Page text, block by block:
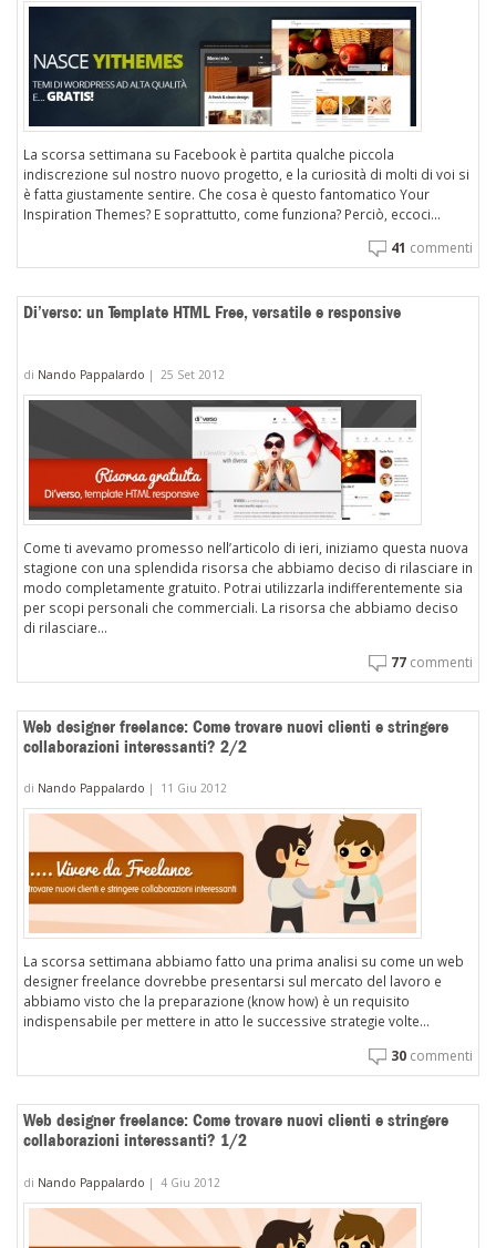
La scorsa settimana su Facebook è partita qualche piccola
indiscrezione sul nostro nuovo progetto, e la curiosità di molti di voi si
è fatta giustamente sentire. Che cosa è questo fantomatico Your
Inspiration Themes? E soprattutto, come funziona? Perciò, eccoci...
41 commenti
Di’verso: un Template HTML Free, versatile e responsive
di Nando Pappalardo | 25 Set 2012
Come ti avevamo promesso nell’articolo di ieri, iniziamo questa nuova
stagione con una splendida risorsa che abbiamo deciso di rilasciare in
modo completamente gratuito. Potrai utilizzarla indifferentemente sia
per scopi personali che commerciali. La risorsa che abbiamo deciso
di rilasciare...
77 commenti
Web designer freelance: Come trovare nuovi clienti e stringere
collaborazioni interessanti? 2/2
di Nando Pappalardo | 11 Giu 2012
La scorsa settimana abbiamo fatto una prima analisi su come un web
designer freelance dovrebbe presentarsi sul mercato del lavoro e
abbiamo visto che la preparazione (know how) è un requisito
indispensabile per mettere in atto le successive strategie volte...
30 commenti
Web designer freelance: Come trovare nuovi clienti e stringere
collaborazioni interessanti? 1/2
di Nando Pappalardo | 4 Giu 2012